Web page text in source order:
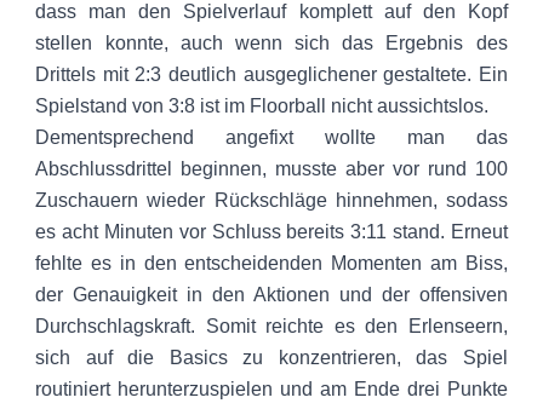
dass man den Spielverlauf komplett auf den Kopf
stellen konnte, auch wenn sich das Ergebnis des
Drittels mit 2:3 deutlich ausgeglichener gestaltete. Ein
Spielstand von 3:8 ist im Floorball nicht aussichtslos.
Dementsprechend angefixt wollte man das
Abschlussdrittel beginnen, musste aber vor rund 100
Zuschauern wieder Rückschläge hinnehmen, sodass
es acht Minuten vor Schluss bereits 3:11 stand. Erneut
fehlte es in den entscheidenden Momenten am Biss,
der Genauigkeit in den Aktionen und der offensiven
Durchschlagskraft. Somit reichte es den Erlenseern,
sich auf die Basics zu konzentrieren, das Spiel
routiniert herunterzuspielen und am Ende drei Punkte